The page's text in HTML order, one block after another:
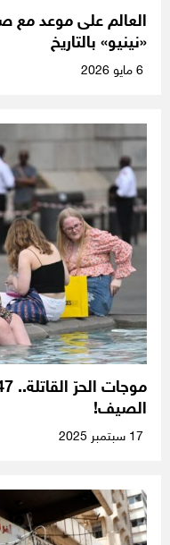
العالم على موعد مع
«نينيو» بالتاريخ
الصيف!